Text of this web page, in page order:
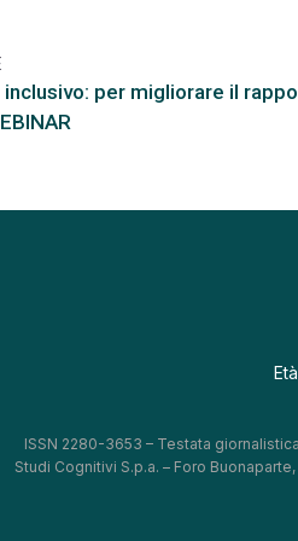
inclusivo: per migliorare il
ISSN 2280-3653 – Testata
Studi Cognitivi S.p.a. – Foro